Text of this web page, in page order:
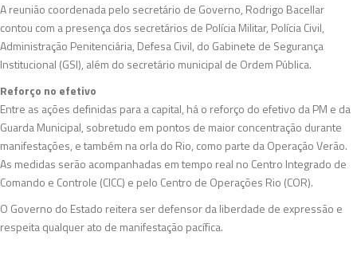
A reunião coordenada pelo secretário de Governo, Rodrigo Bacellar
contou com a presença dos secretários de Polícia Militar, Polícia Civil,
Administração Penitenciária, Defesa Civil, do Gabinete de Segurança
Institucional (GSI), além do secretário municipal de Ordem Pública.
Reforço no efetivo
Entre as ações definidas para a capital, há o reforço do efetivo da PM e da
Guarda Municipal, sobretudo em pontos de maior concentração durante
manifestações, e também na orla do Rio, como parte da Operação Verão.
As medidas serão acompanhadas em tempo real no Centro Integrado de
Comando e Controle (CICC) e pelo Centro de Operações Rio (COR).
O Governo do Estado reitera ser defensor da liberdade de expressão e
respeita qualquer ato de manifestação pacífica.